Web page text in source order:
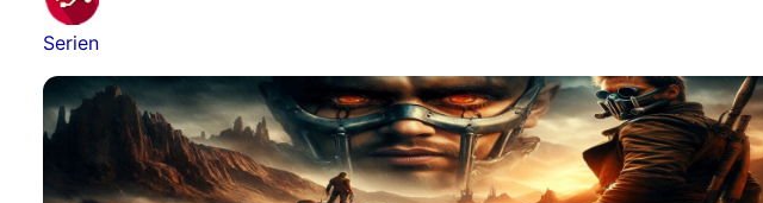
Serien